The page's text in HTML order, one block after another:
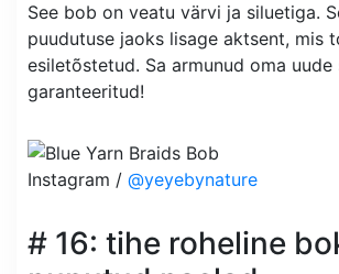
See bob on veatu värvi ja siluetiga.
puudutuse jaoks lisage aktsent, mis
esiletõstetud. Sa armunud oma uude
garanteeritud!
Instagram / @yeyebynature
# 16: tihe roheline